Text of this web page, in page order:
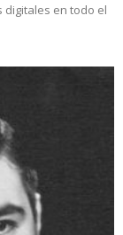
digitales en todo el